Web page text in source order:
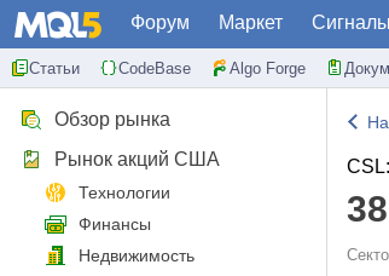
Форум Маркет Сигналы
Статьи CodeBase Algo Forge
Обзор рынка
Рынок акций США
Технологии
Финансы
Недвижимость